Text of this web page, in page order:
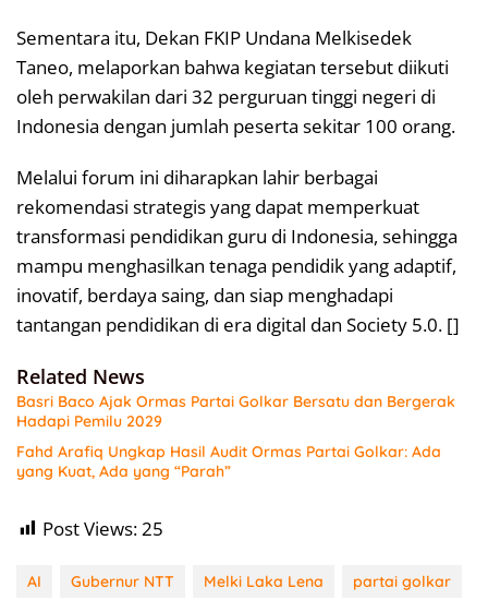
Sementara itu, Dekan FKIP Undana Melkisedek
Taneo, melaporkan bahwa kegiatan tersebut diikuti
oleh perwakilan dari 32 perguruan tinggi negeri di
Indonesia dengan jumlah peserta sekitar 100 orang.
Melalui forum ini diharapkan lahir berbagai
rekomendasi strategis yang dapat memperkuat
transformasi pendidikan guru di Indonesia, sehingga
mampu menghasilkan tenaga pendidik yang adaptif,
inovatif, berdaya saing, dan siap menghadapi
tantangan pendidikan di era digital dan Society 5.0. []
Related News
Basri Baco Ajak Ormas Partai Golkar Bersatu dan Bergerak
Hadapi Pemilu 2029
Fahd Arafiq Ungkap Hasil Audit Ormas Partai Golkar: Ada
yang Kuat, Ada yang “Parah”
Post Views:25
AI Gubernur NTT Melki Laka Lena
partai golkar